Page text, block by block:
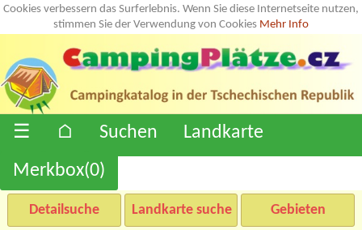
Cookies verbessern das Surferlebnis. Wenn Sie diese Internetseite nutzen,
stimmen Sie der Verwendung von Cookies Mehr Info
☰ ⌂ Suchen
Landkarte
Merkbox(0)
Detailsuche Landkarte suche Gebieten